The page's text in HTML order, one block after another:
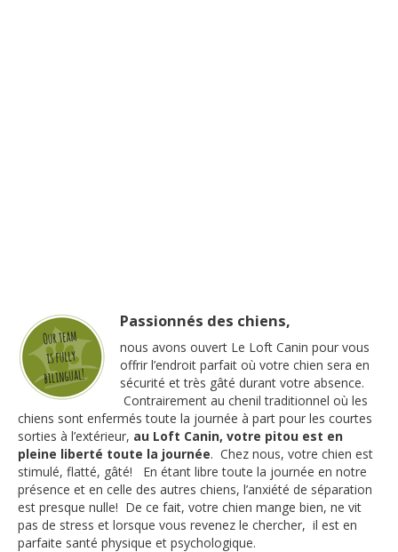
Passionnés des chiens,
nous avons ouvert Le Loft Canin pour vous
offrir l’endroit parfait où votre chien sera en
sécurité et très gâté durant votre absence.
Contrairement au chenil traditionnel où les
chiens sont enfermés toute la journée à part pour les courtes
sorties à l’extérieur, au Loft Canin, votre pitou est en
pleine liberté toute la journée. Chez nous, votre chien est
stimulé, flatté, gâté! En étant libre toute la journée en notre
présence et en celle des autres chiens, l’anxiété de séparation
est presque nulle! De ce fait, votre chien mange bien, ne vit
pas de stress et lorsque vous revenez le chercher, il est en
parfaite santé physique et psychologique.